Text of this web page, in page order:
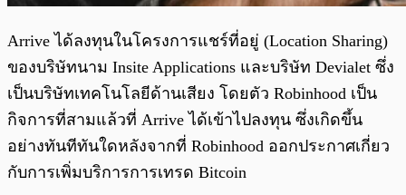
Arrive ได้ลงทุนในโครงการแชร์ที่อยู่ (Location Sharing)
ของบริษัทนาม Insite Applications และบริษัท Devialet ซึ่ง
เป็นบริษัทเทคโนโลยีด้านเสียง โดยตัว Robinhood เป็น
กิจการที่สามแล้วที่ Arrive ได้เข้าไปลงทุน ซึ่งเกิดขึ้น
อย่างทันทีทันใดหลังจากที่ Robinhood ออกประกาศเกี่ยว
กับการเพิ่มบริการการเทรด Bitcoin